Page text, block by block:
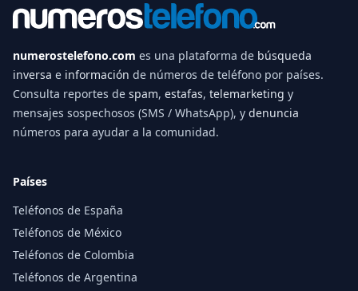
numerostelefono.com es una plataforma de búsqueda
inversa e información de números de teléfono por países.
Consulta reportes de spam, estafas, telemarketing y
mensajes sospechosos (SMS / WhatsApp), y denuncia
números para ayudar a la comunidad.
Países
Teléfonos de España
Teléfonos de México
Teléfonos de Colombia
Teléfonos de Argentina